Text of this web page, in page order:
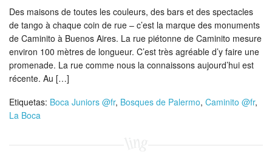
Des maisons de toutes les couleurs, des bars et des spectacles
de tango à chaque coin de rue – c’est la marque des monuments
de Caminito à Buenos Aires. La rue piétonne de Caminito mesure
environ 100 mètres de longueur. C’est très agréable d’y faire une
promenade. La rue comme nous la connaissons aujourd’hui est
récente. Au […]
Etiquetas: Boca Juniors @fr, Bosques de Palermo, Caminito @fr,
La Boca